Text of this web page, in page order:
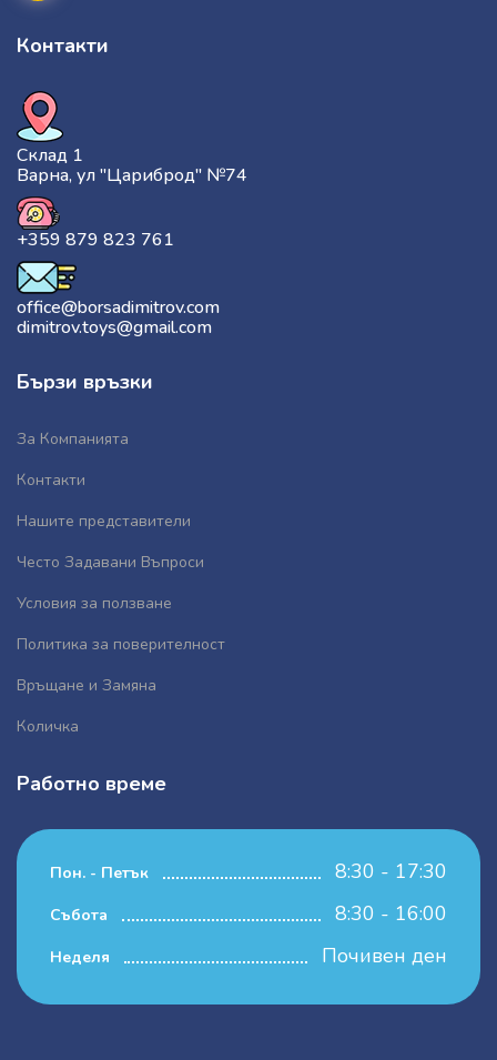
Контакти
Склад 1
Варна, ул "Цариброд" №74
+359 879 823 761
office@borsadimitrov.com
dimitrov.toys@gmail.com
Бързи връзки
За Компанията
Контакти
Нашите представители
Често Задавани Въпроси
Условия за ползване
Политика за поверителност
Връщане и Замяна
Количка
Работно време
Пон. - Петък 8:30 - 17:30
Събота 8:30 - 16:00
Неделя Почивен ден